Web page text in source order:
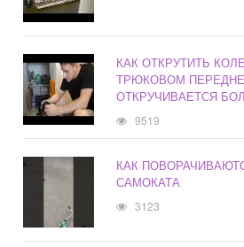
КАК ОТКРУТИТЬ
ТРЮКОВОМ
ОТКРУЧИВАЕТСЯ
9519
КАК
САМОКАТА
3123